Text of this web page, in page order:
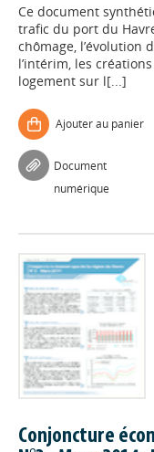
Ce document
trafic du port du
chômage, l’évolution
l’intérim, les
logement sur l[...]
Ajouter au panier
Document
numérique
Conjoncture